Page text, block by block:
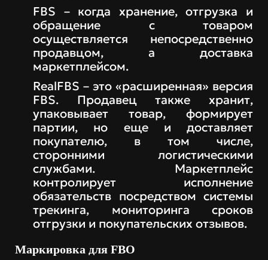
FBS – когда хранение, отгрузка и
обращение с товаром
осуществляется непосредственно
продавцом, а доставка
маркетплейсом.
RealFBS – это «расширенная» версия
FBS. Продавец также хранит,
упаковывает товар, формирует
партии, но еще и доставляет
покупателю, в том числе,
сторонними логистическими
службами. Маркетплейс
контролирует исполнение
обязательств посредством системы
трекинга, мониторинга сроков
отгрузки и покупательских отзывов.
Маркировка для FBO